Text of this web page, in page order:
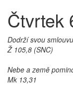
Čtvrtek
Dodrží svou
Ž 105,8 (SNC)
Nebe a země
Mk 13,31